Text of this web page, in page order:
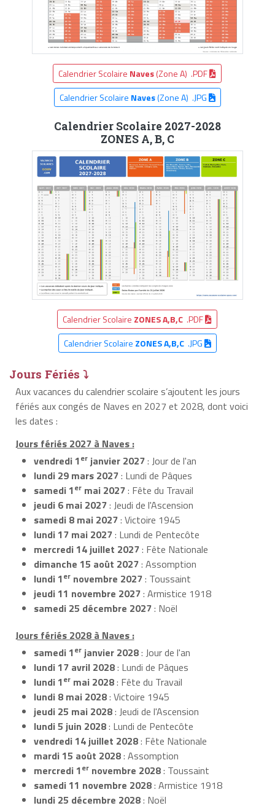
Calendrier Scolaire Naves(Zone A) .PDF
Calendrier Scolaire Naves(Zone A) .JPG
Calendrier Scolaire 2027-2028
ZONES A, B, C
Calendrier Scolaire ZONES A,B,C .PDF
Calendrier Scolaire ZONES A,B,C.JPG
Jours Fériés ⤵
Aux vacances du calendrier scolaire s’ajoutent les jours
fériés aux congés de Naves en 2027 et 2028, dont voici
les dates :
Jours fériés 2027 à Naves :
vendredi 1er janvier 2027: Jour de l'an
lundi 29 mars 2027: Lundi de Pâques
samedi 1er mai 2027: Fête du Travail
jeudi 6 mai 2027: Jeudi de l'Ascension
samedi 8 mai 2027: Victoire 1945
lundi 17 mai 2027: Lundi de Pentecôte
mercredi 14 juillet 2027: Fête Nationale
dimanche 15 août 2027: Assomption
lundi 1er novembre 2027: Toussaint
jeudi 11 novembre 2027: Armistice 1918
samedi 25 décembre 2027: Noël
Jours fériés 2028 à Naves :
samedi 1er janvier 2028: Jour de l'an
lundi 17 avril 2028: Lundi de Pâques
lundi 1er mai 2028: Fête du Travail
lundi 8 mai 2028: Victoire 1945
jeudi 25 mai 2028: Jeudi de l'Ascension
lundi 5 juin 2028: Lundi de Pentecôte
vendredi 14 juillet 2028: Fête Nationale
mardi 15 août 2028: Assomption
mercredi 1er novembre 2028: Toussaint
samedi 11 novembre 2028: Armistice 1918
lundi 25 décembre 2028: Noël